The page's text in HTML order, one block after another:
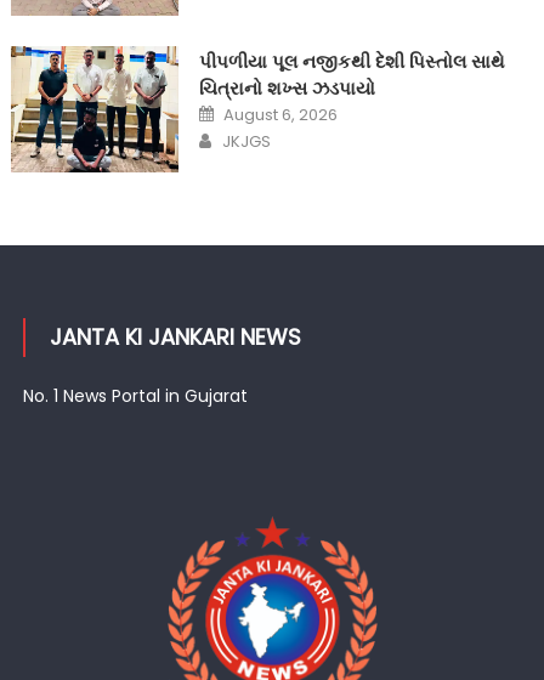
પીપળીયા પૂલ નજીકથી દેશી પિસ્તોલ સાથે
ચિત્રાનો શખ્સ ઝડપાયો
Posted
on
August 6, 2026
Author
JKJGS
JANTA KI JANKARI NEWS
No. 1 News Portal in Gujarat